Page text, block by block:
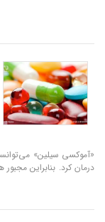
درمان کرد. بنابراین